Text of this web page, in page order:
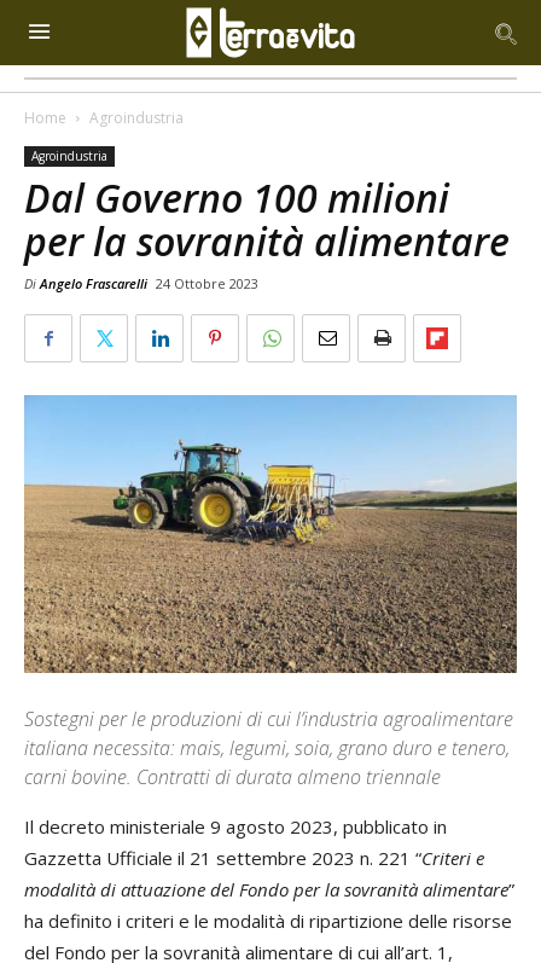
Home Agroindustria
Agroindustria
Dal Governo 100 milioni
per la sovranità alimentare
DiAngelo Frascarelli 24 Ottobre 2023
Sostegni per le produzioni di cui l’industria agroalimentare
italiana necessita: mais, legumi, soia, grano duro e tenero,
carni bovine. Contratti di durata almeno triennale
Il decreto ministeriale 9 agosto 2023, pubblicato in
Gazzetta Ufficiale il 21 settembre 2023 n. 221 “Criteri e
modalità di attuazione del Fondo per la sovranità alimentare”
ha definito i criteri e le modalità di ripartizione delle risorse
del Fondo per la sovranità alimentare di cui all’art. 1,